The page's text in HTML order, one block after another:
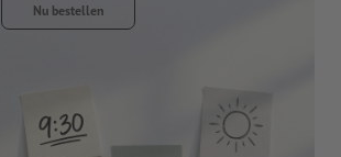
Nu bestellen